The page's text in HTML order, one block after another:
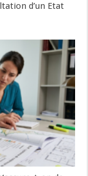
d’un Etat